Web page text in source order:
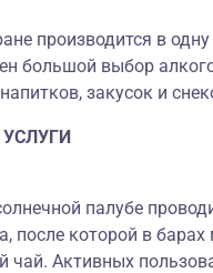
производится в
большой выбор
закусок и
палубе
после которой в
чай. Активных